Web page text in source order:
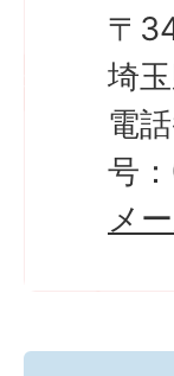
〒
埼
電
号
メ